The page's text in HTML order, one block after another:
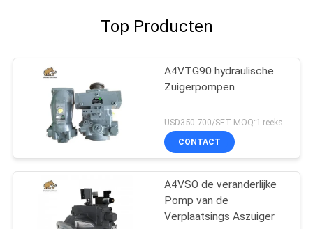
Top Producten
A4VTG90 hydraulische
Zuigerpompen
USD350-700/SET MOQ:1 reeks
CONTACT
A4VSO de veranderlijke
Pomp van de
Verplaatsings Aszuiger